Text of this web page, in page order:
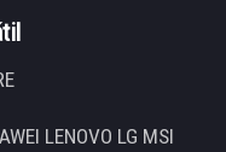
LENOVO LG MSI